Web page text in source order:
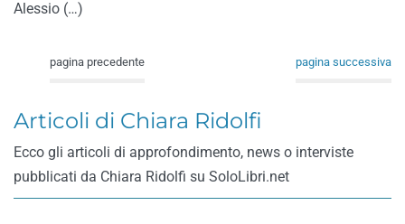
Alessio (…)
pagina precedente pagina successiva
Articoli di Chiara Ridolfi
Ecco gli articoli di approfondimento, news o interviste
pubblicati da Chiara Ridolfi su SoloLibri.net